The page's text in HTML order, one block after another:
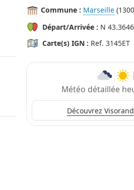
Commune : Marseille
Départ/Arrivée : N
Carte(s) IGN : Ref. 3145ET
Météo détaillée
Découvrez